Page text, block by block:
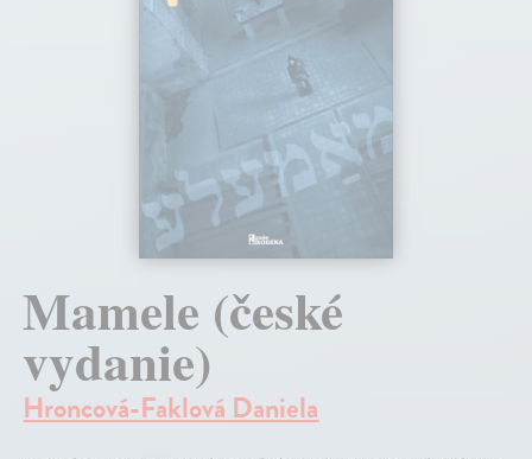
Mamele (české
vydanie)
Hroncová-Faklová Daniela